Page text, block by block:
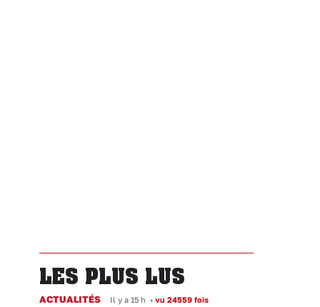
LES PLUS LUS
ACTUALITÉS Il y a 15 h • vu 24559 fois